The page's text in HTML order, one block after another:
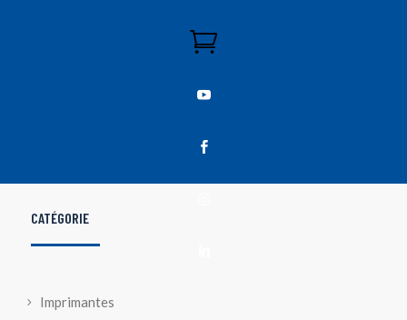



CATÉGORIE
Imprimantes